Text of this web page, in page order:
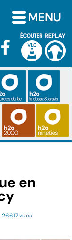
en
26617 vues